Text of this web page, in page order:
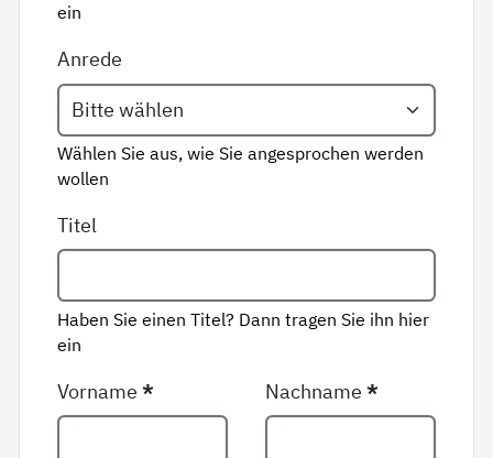
ein
Anrede
Wählen Sie aus, wie Sie angesprochen werden
wollen
Titel
Haben Sie einen Titel? Dann tragen Sie ihn hier
ein
Vorname* Nachname*